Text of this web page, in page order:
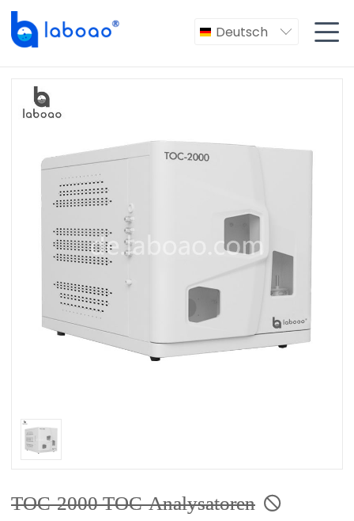
Deutsch  
TOC-2000 TOC-Analysatoren